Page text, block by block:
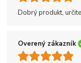
Dobrý produkt,
Overený zákazník